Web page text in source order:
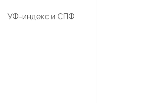
УФ-индекс и СПФ